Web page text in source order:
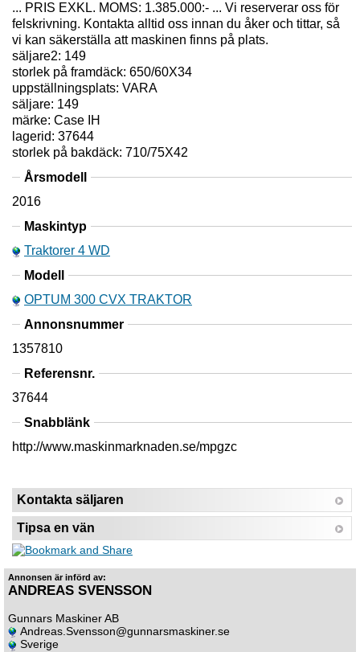
Annonsen är införd av:
ANDREAS SVENSSON
Gunnars Maskiner AB
Andreas.Svensson@gunnarsmaskiner.se
Sverige
... PRIS EXKL. MOMS: 1.385.000:- ... Vi reserverar oss för
felskrivning. Kontakta alltid oss innan du åker och tittar, så
vi kan säkerställa att maskinen finns på plats.
säljare2: 149
storlek på framdäck: 650/60X34
uppställningsplats: VARA
säljare: 149
märke: Case IH
lagerid: 37644
storlek på bakdäck: 710/75X42
Årsmodell
2016
Maskintyp
Traktorer 4 WD
Modell
OPTUM 300 CVX TRAKTOR
Annonsnummer
1357810
Referensnr.
37644
Snabblänk
http://www.maskinmarknaden.se/mpgzc
Kontakta säljaren
Tipsa en vän